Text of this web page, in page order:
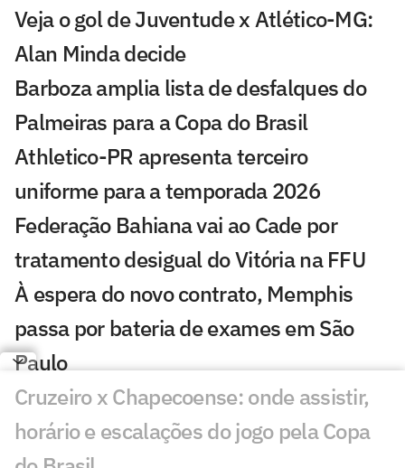
Veja o gol de Juventude x Atlético-MG:
Alan Minda decide
Barboza amplia lista de desfalques do
Palmeiras para a Copa do Brasil
Athletico-PR apresenta terceiro
uniforme para a temporada 2026
Federação Bahiana vai ao Cade por
tratamento desigual do Vitória na FFU
À espera do novo contrato, Memphis
passa por bateria de exames em São
Paulo
Cruzeiro x Chapecoense: onde assistir,
horário e escalações do jogo pela Copa